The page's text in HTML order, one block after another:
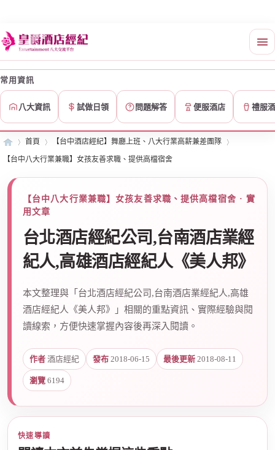
常用資訊
八大資訊 試做日領 問題解答 便服酒店 禮服
首頁
›
【台中酒店經紀】舞廳上班、八大行業高薪兼差團隊
›
【台中八大行業兼職】女孩友善求職、提供高檔宿舍
【台中八大行業兼職】女孩友善求職、提供高檔宿舍 · 實
用文章
台北酒店經紀公司,台南酒店業經
紀人,高雄酒店經紀人《美人邦》
本文整理與「台北酒店經紀公司,台南酒店業經紀人,高雄
酒店經紀人《美人邦》」相關的重點資訊、實際經驗與閱
讀線索，方便快速掌握內容後再深入閱讀。
作者 酒店經紀 發布 2018-06-15 最後更新 2018-08-11
瀏覽 6194
快速導讀